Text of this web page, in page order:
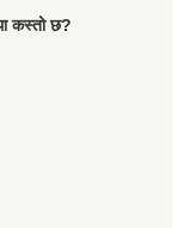
कस्तो छ?